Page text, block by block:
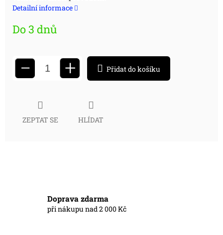
cena:
Detailní informace
Do 3 dnů
− + Přidat do košíku
ZEPTAT SE HLÍDAT
Doprava zdarma
při nákupu nad 2 000 Kč